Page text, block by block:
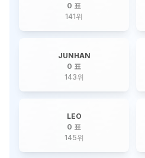
0 표
141위
JUNHAN
0 표
143위
LEO
0 표
145위